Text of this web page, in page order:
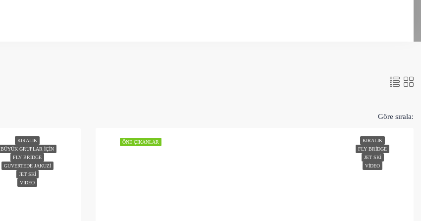
Göre sırala:
KIRALIK
BÜYÜK GRUPLAR İÇIN
FLY BRIDGE
GUVERTEDE JAKUZI
JET SKI
VIDEO
ÖNE ÇIKANLAR
KIRALIK
FLY BRIDGE
JET SKI
VIDEO